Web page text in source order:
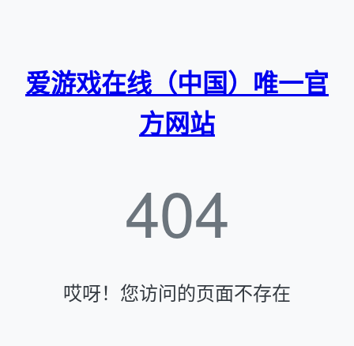
爱游戏在线（中国）唯一官
方网站
404
哎呀！您访问的页面不存在